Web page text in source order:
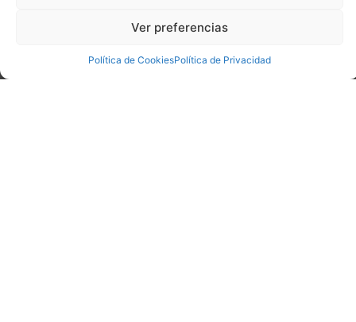
Ver preferencias
Política de CookiesPolítica de Privacidad